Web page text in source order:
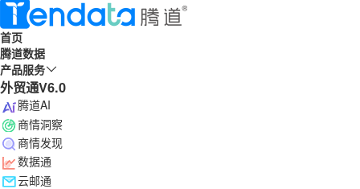
首页
腾道数据
产品服务
外贸通V6.0
腾道AI
商情洞察
商情发现
数据通
云邮通